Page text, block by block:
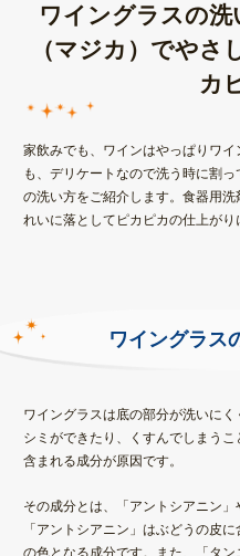
ワイングラスの
（マジカ）でやさ
カ
家飲みでも、ワインはやっぱりワ
も、デリケートなので洗う時に割
の洗い方をご紹介します。食器用
れいに落としてピカピカの仕上がり
ワイングラス
ワイングラスは底の部分が洗いに
シミができたり、くすんでしまう
含まれる成分が原因です。
その成分とは、 「アントシアニン」
「アントシアニン」はぶどうの皮